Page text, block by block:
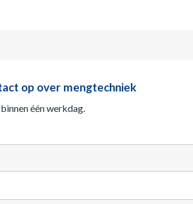
op over mengtechniek
één werkdag.